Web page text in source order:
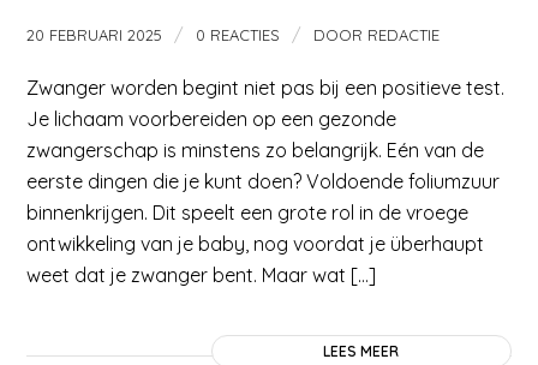
20 FEBRUARI 2025 / 0 REACTIES / DOOR REDACTIE
Zwanger worden begint niet pas bij een positieve test.
Je lichaam voorbereiden op een gezonde
zwangerschap is minstens zo belangrijk. Eén van de
eerste dingen die je kunt doen? Voldoende foliumzuur
binnenkrijgen. Dit speelt een grote rol in de vroege
ontwikkeling van je baby, nog voordat je überhaupt
weet dat je zwanger bent. Maar wat […]
LEES MEER